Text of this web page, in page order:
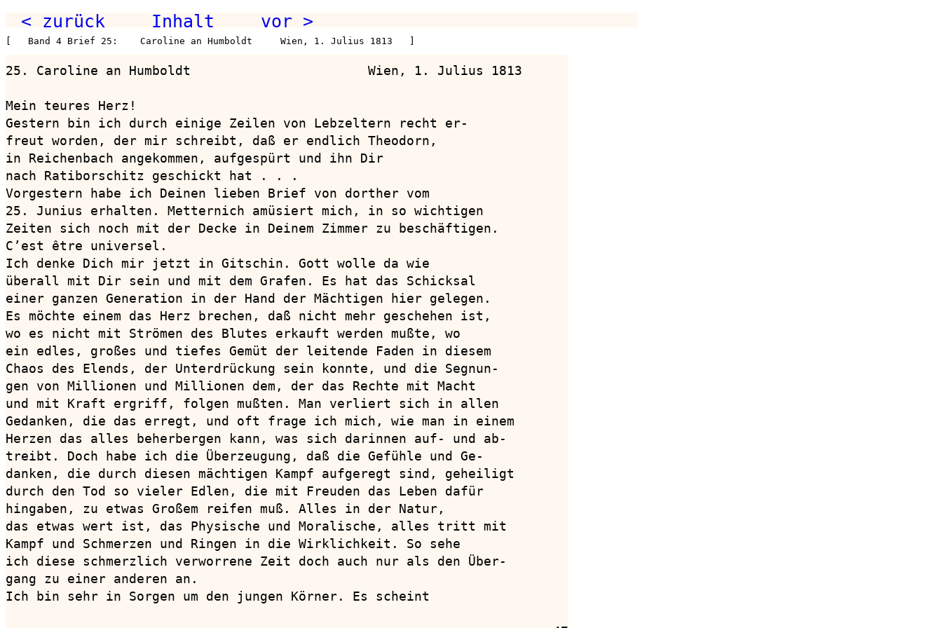
< zurück Inhalt vor >
[   Band 4 Brief 25:    Caroline an Humboldt     Wien, 1. Julius 1813   ]
25. Caroline an Humboldt                       Wien, 1. Julius 1813
Mein teures Herz!
Gestern bin ich durch einige Zeilen von Lebzeltern recht er-
freut worden, der mir schreibt, daß er endlich Theodorn,
in Reichenbach angekommen, aufgespürt und ihn Dir
nach Ratiborschitz geschickt hat . . .
Vorgestern habe ich Deinen lieben Brief von dorther vom
25. Junius erhalten. Metternich amüsiert mich, in so wichtigen
Zeiten sich noch mit der Decke in Deinem Zimmer zu beschäftigen.
C’est être universel.
Ich denke Dich mir jetzt in Gitschin. Gott wolle da wie
überall mit Dir sein und mit dem Grafen. Es hat das Schicksal
einer ganzen Generation in der Hand der Mächtigen hier gelegen.
Es möchte einem das Herz brechen, daß nicht mehr geschehen ist,
wo es nicht mit Strömen des Blutes erkauft werden mußte, wo
ein edles, großes und tiefes Gemüt der leitende Faden in diesem
Chaos des Elends, der Unterdrückung sein konnte, und die Segnun-
gen von Millionen und Millionen dem, der das Rechte mit Macht
und mit Kraft ergriff, folgen mußten. Man verliert sich in allen
Gedanken, die das erregt, und oft frage ich mich, wie man in einem
Herzen das alles beherbergen kann, was sich darinnen auf- und ab-
treibt. Doch habe ich die Überzeugung, daß die Gefühle und Ge-
danken, die durch diesen mächtigen Kampf aufgeregt sind, geheiligt
durch den Tod so vieler Edlen, die mit Freuden das Leben dafür
hingaben, zu etwas Großem reifen muß. Alles in der Natur,
das etwas wert ist, das Physische und Moralische, alles tritt mit
Kampf und Schmerzen und Ringen in die Wirklichkeit. So sehe
ich diese schmerzlich verworrene Zeit doch auch nur als den Über-
gang zu einer anderen an.
Ich bin sehr in Sorgen um den jungen Körner. Es scheint